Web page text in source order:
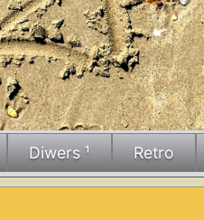
Diwers ¹ Retro